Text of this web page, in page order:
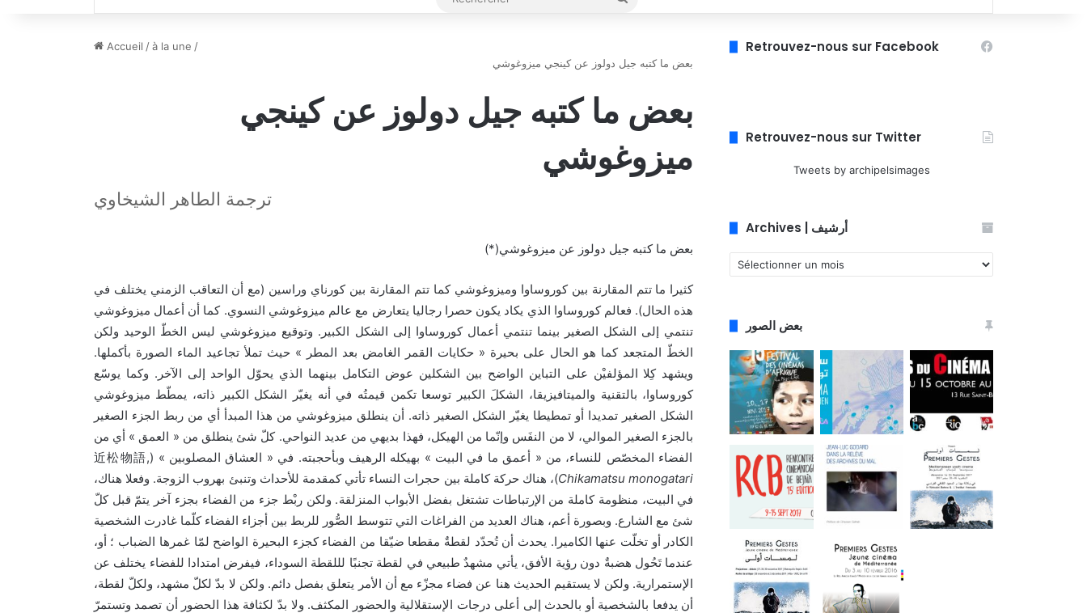
Accueil / à la une /
بعض ما كتبه جيل دولوز عن كينجي ميزوغوشي
بعض ما كتبه جيل دولوز عن كينجي
ميزوغوشي
ترجمة الطاهر الشيخاوي
بعض ما كتبه جيل دولوز عن ميزوغوشي(*)
كثيرا ما تتم المقارنة بين كوروساوا وميزوغوشي كما تتم المقارنة بين كورناي وراسين (مع أن التعاقب الزمني يختلف في
هذه الحال). فعالم كوروساوا الذي يكاد يكون حصرا رجاليا يتعارض مع عالم ميزوغوشي النسوي.كما أن أعمال ميزوغوشي
تنتمي إلى الشكل الصغير بينما تنتمي أعمال كوروساوا إلى الشكل الكبير . وتوقيع ميزوغوشي ليس الخطّ الوحيد ولكن
الخطّ المتجعد كما هو الحال على بحيرة « حكايات القمر الغامض بعد المطر » حيث تملأ تجاعيد الماء الصورة بأكملها.
ويشهد كِلا المؤلفيْن على التباين الواضح بين الشكلين عوض التكامل بينهما الذي يحوّل الواحد إلى الآخر . وكما يوسّع
كوروساوا، بالتقنية والميتافيزيقا، الشكلَ الكبير توسعا تكمن قيمتُه في أنه يغيّر الشكل الكبير ذاته، يمطّط ميزوغوشي
الشكل الصغير تمديدا أو تمطيطا يغيّر الشكل الصغير ذاته.
أن ينطلق ميزوغوشي من هذا المبدأ أي من ربط الجزء الصغير
بالجزء الصغير الموالي، لا من النفَس وإنّما من الهيكل، فهذا بديهي من عديد النواحي.كلّ شئ ينطلق من « العمق»
أي من
الفضاء المخصّص للنساء، من « أعمق ما في البيت » بهيكله الرهيف وبأحجبته. في « العشاق المصلوبين » (
近松物語,
Chikamatsu monogatari
)، هناك حركة كاملة بين حجرات النساء تأتي كمقدمة للأحداث وتنبئ بهروب الزوجة. وفعلا هناك،
في البيت، منظومة كاملة من الإرتباطات تشتغل بفضل الأبواب المنزلقة. ولكن ربْط جزء من الفضاء بجزء آخر يتمّ قبل كلّ
شئ مع الشارع. وبصورة أعم، هناك العديد من الفراغات التي تتوسط الصُّور للربط بين أجزاء الفضاء كلّما غادرت الشخصية
الكادر أو تخلّت عنها الكاميرا . يحدث أن تُحدّد لقطةٌ مقطعا ضيّقا من الفضاء كجزء البحيرة الواضح لمّا غمرها الضباب ؛ أو،
عندما تَحُول هضبةٌ دون رؤية الأفق، يأتي مشهدٌ طبيعي في لقطة تجنبًا لللقطة السوداء، فيفرض امتدادا للفضاء يختلف عن
الإستمرارية. ولكن لا يستقيم الحديث هنا عن فضاء مجزّء مع أن الأمر يتعلق بفصل دائم. ولكن لا بدّ لكلّ مشهد، ولكلّ لقطة،
أن يدفعا بالشخصية أو بالحدث إلى أعلى درجات الإستقلالية والحضور المكثف. ولا بدّ لكثافة هذا الحضور أن تصمد وتستمرّ
Retrouvez-nous sur Facebook
Retrouvez-nous sur Twitter
Tweets by archipelsimages
Archives | أرشيف
Archives
|
بعض الصور